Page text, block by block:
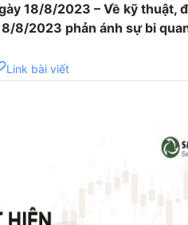
18/8/2023 – Về kỹ thuật,
8/2023 phản ánh sự bi
Link bài viết